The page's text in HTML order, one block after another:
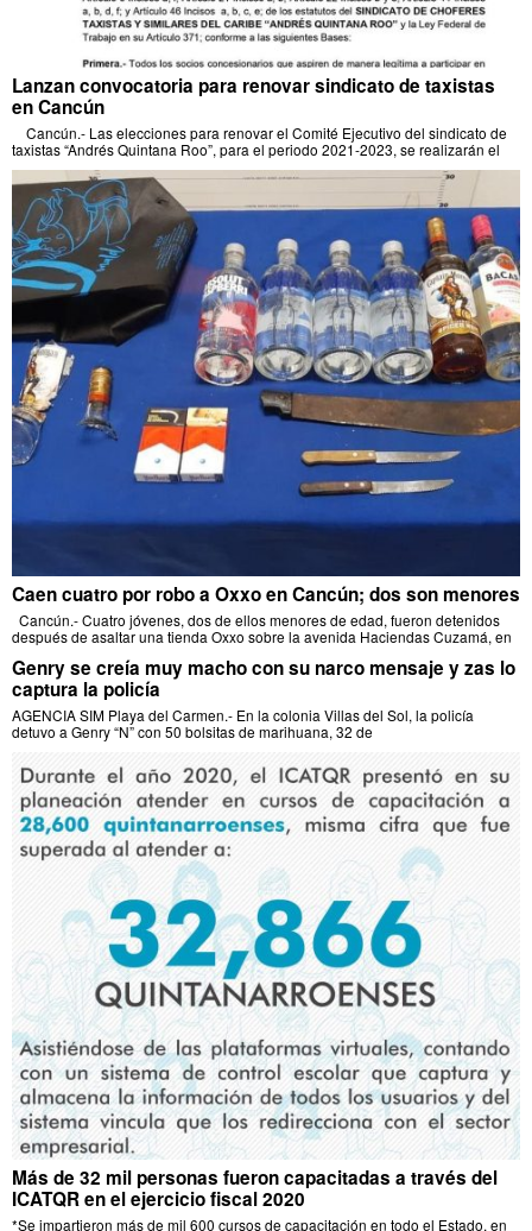
Lanzan convocatoria para renovar sindicato de taxistas
en Cancún
Cancún.- Las elecciones para renovar el Comité Ejecutivo del sindicato de
taxistas “Andrés Quintana Roo”, para el periodo 2021-2023, se realizarán el
Caen cuatro por robo a Oxxo en Cancún; dos son menores
Cancún.- Cuatro jóvenes, dos de ellos menores de edad, fueron detenidos
después de asaltar una tienda Oxxo sobre la avenida Haciendas Cuzamá, en
Genry se creía muy macho con su narco mensaje y zas lo
captura la policía
AGENCIA SIM Playa del Carmen.- En la colonia Villas del Sol, la policía
detuvo a Genry “N” con 50 bolsitas de marihuana, 32 de
Más de 32 mil personas fueron capacitadas a través del
ICATQR en el ejercicio fiscal 2020
*Se impartieron más de mil 600 cursos de capacitación en todo el Estado, en